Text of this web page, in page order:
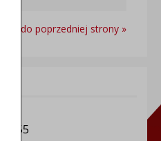
do poprzedniej strony »